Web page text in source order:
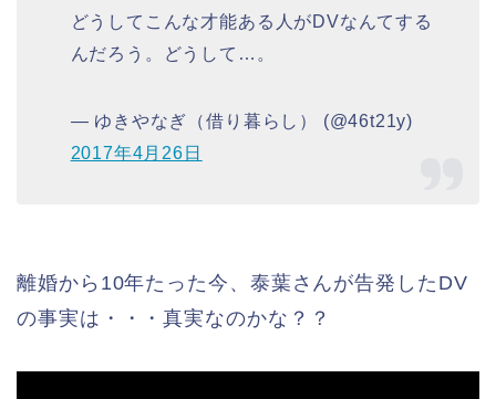
どうしてこんな才能ある人がDVなんてする
んだろう。どうして…。
— ゆきやなぎ（借り暮らし） (@46t21y)
2017年4月26日
離婚から10年たった今、泰葉さんが告発したDV
の事実は・・・真実なのかな？？